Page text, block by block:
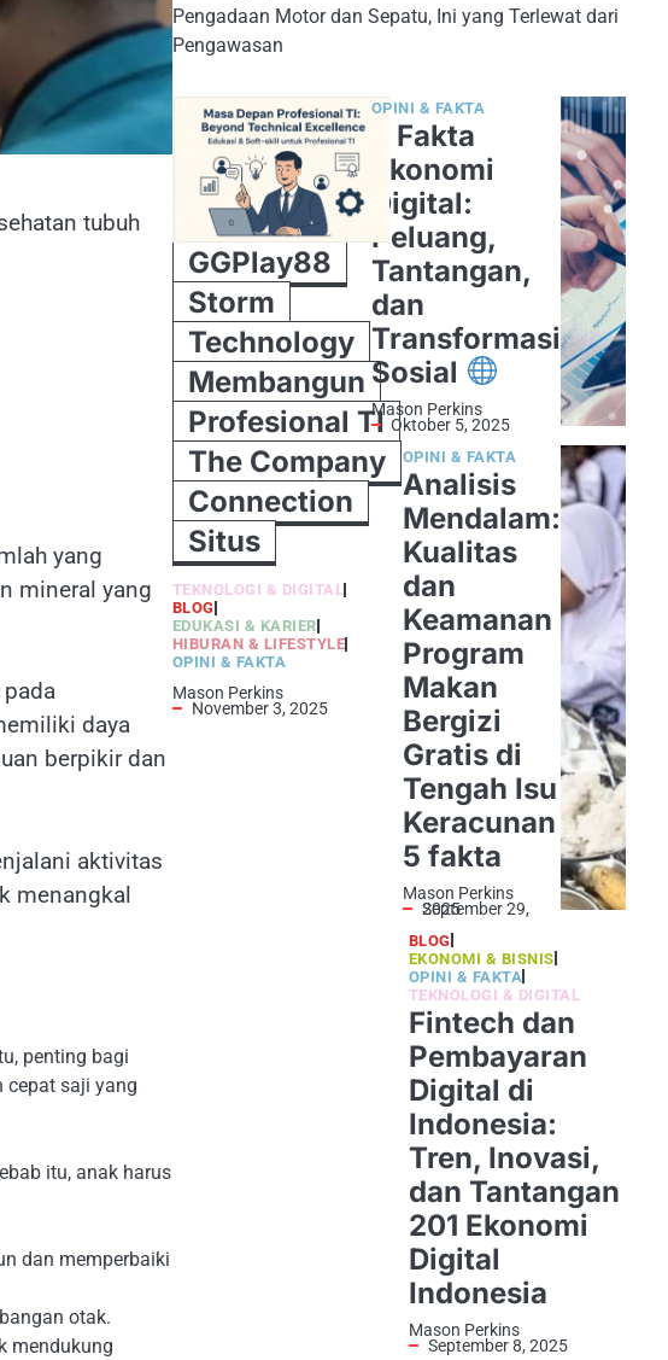
tubuh
yang
mineral yang
daya
berpikir dan
aktivitas
menangkal
penting bagi
cepat saji yang
itu, anak harus
dan memperbaiki
otak.
mendukung
Pengadaan Motor dan Sepatu, Ini yang Terlewat dari
Pengawasan
GGPlay88
Storm
Technology
Membangun
Profesional TI
The Company
Connection
Situs
TEKNOLOGI & DIGITAL
BLOG
EDUKASI & KARIER
HIBURAN & LIFESTYLE
OPINI & FAKTA
Mason Perkins
November 3, 2025
5 Fakta
Ekonomi
Digital:
Peluang,
Tantangan,
dan
Transformasi
Sosial
OPINI & FAKTA
Mason Perkins
Oktober 5, 2025
Analisis
Mendalam:
Kualitas
dan
Keamanan
Program
Makan
Bergizi
Gratis di
Tengah Isu
Keracunan
5 fakta
OPINI & FAKTA
Mason Perkins
September 29, 2025
Fintech dan
Pembayaran
Digital di
Indonesia:
Tren, Inovasi,
dan Tantangan
201 Ekonomi
Digital
Indonesia
BLOG
EKONOMI & BISNIS
OPINI & FAKTA
TEKNOLOGI & DIGITAL
Mason Perkins
September 8, 2025